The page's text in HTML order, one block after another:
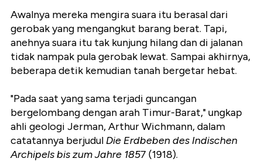
Awalnya mereka mengira suara itu berasal dari
gerobak yang mengangkut barang berat. Tapi,
anehnya suara itu tak kunjung hilang dan di jalanan
tidak nampak pula gerobak lewat. Sampai akhirnya,
beberapa detik kemudian tanah bergetar hebat.
"Pada saat yang sama terjadi guncangan
bergelombang dengan arah Timur-Barat," ungkap
ahli geologi Jerman, Arthur Wichmann, dalam
catatannya berjudul Die Erdbeben des Indischen
Archipels bis zum Jahre 1857 (1918).